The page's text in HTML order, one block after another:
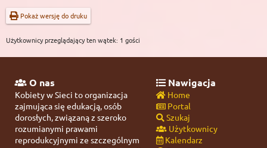
Pokaż wersję do druku
Użytkownicy przeglądający ten wątek: 1 gości
O nas
Kobiety w Sieci to organizacja
zajmująca się edukacją, osób
dorosłych, związaną z szeroko
rozumianymi prawami
reprodukcyjnymi ze szczególnym
Nawigacja
Home
Portal
Szukaj
Użytkownicy
Kalendarz